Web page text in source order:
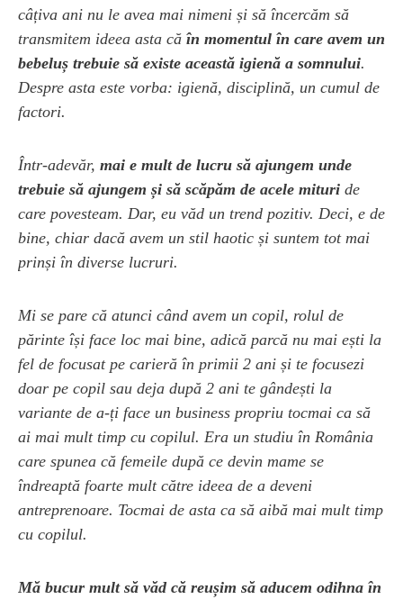
câțiva ani nu le avea mai nimeni și să încercăm să
transmitem ideea asta că în momentul în care avem un
bebeluș trebuie să existe această igienă a somnului.
Despre asta este vorba: igienă, disciplină, un cumul de
factori.
Într-adevăr, mai e mult de lucru să ajungem unde
trebuie să ajungem și să scăpăm de acele mituri de
care povesteam. Dar, eu văd un trend pozitiv. Deci, e de
bine, chiar dacă avem un stil haotic și suntem tot mai
prinși în diverse lucruri.
Mi se pare că atunci când avem un copil, rolul de
părinte își face loc mai bine, adică parcă nu mai ești la
fel de focusat pe carieră în primii 2 ani și te focusezi
doar pe copil sau deja după 2 ani te gândești la
variante de a-ți face un business propriu tocmai ca să
ai mai mult timp cu copilul. Era un studiu în România
care spunea că femeile după ce devin mame se
îndreaptă foarte mult către ideea de a deveni
antreprenoare. Tocmai de asta ca să aibă mai mult timp
cu copilul.
Mă bucur mult să văd că reușim să aducem odihna în